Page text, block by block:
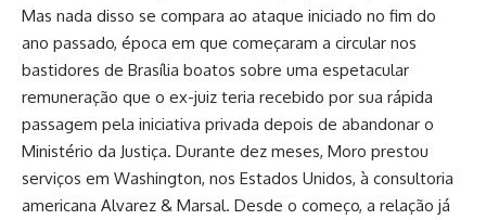
Mas nada disso se compara ao ataque iniciado no fim do
ano passado, época em que começaram a circular nos
bastidores de Brasília boatos sobre uma espetacular
remuneração que o ex-juiz teria recebido por sua rápida
passagem pela iniciativa privada depois de abandonar o
Ministério da Justiça. Durante dez meses, Moro prestou
serviços em Washington, nos Estados Unidos, à consultoria
americana Alvarez & Marsal. Desde o começo, a relação já